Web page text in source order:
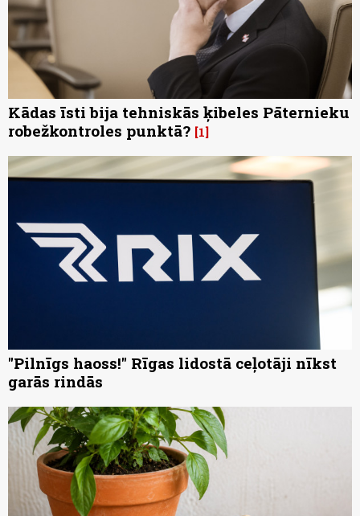
Kādas īsti bija tehniskās ķibeles Pāternieku
robežkontroles punktā? 1
"Pilnīgs haoss!" Rīgas lidostā ceļotāji nīkst
garās rindās